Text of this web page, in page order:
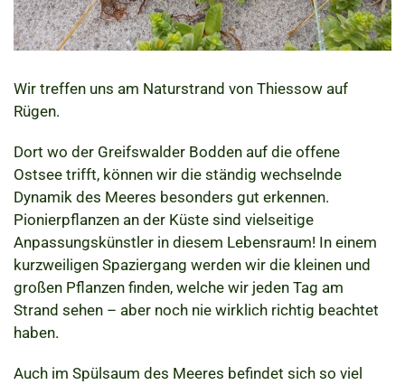
Wir treffen uns am Naturstrand von Thiessow auf
Rügen.
Dort wo der Greifswalder Bodden auf die offene
Ostsee trifft, können wir die ständig wechselnde
Dynamik des Meeres besonders gut erkennen.
Pionierpflanzen an der Küste sind vielseitige
Anpassungskünstler in diesem Lebensraum! In einem
kurzweiligen Spaziergang werden wir die kleinen und
großen Pflanzen finden, welche wir jeden Tag am
Strand sehen – aber noch nie wirklich richtig beachtet
haben.
Auch im Spülsaum des Meeres befindet sich so viel